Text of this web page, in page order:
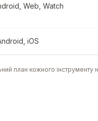
Web, Watch
iOS
план кожного